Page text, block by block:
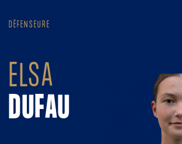
DÉFENSEURE
ELSA
DUFAU